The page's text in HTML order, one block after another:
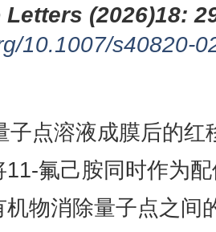
(2026)18:
10.1007/s40820-
子点溶液成膜后的
氟己胺同时作为
物消除量子点之间